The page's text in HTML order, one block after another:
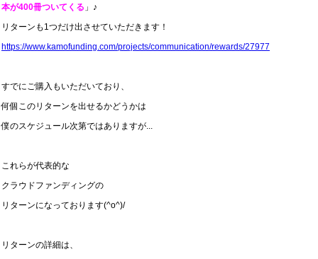
本が400冊ついてくる 」♪
リターンも1つだけ出させていただきます！
https://www.kamofunding.com/projects/communication/rewards/27977
すでにご購入もいただいており、
何個このリターンを出せるかどうかは
僕のスケジュール次第ではありますが...
これらが代表的な
クラウドファンディングの
リターンになっております(^o^)/
リターンの詳細は、